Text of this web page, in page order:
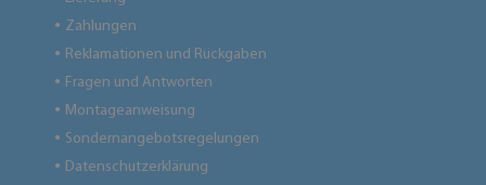
● Zahlungen
● Reklamationen und Rückgaben
● Fragen und Antworten
● Montageanweisung
● Sondernangebotsregelungen
● Datenschutzerklärung